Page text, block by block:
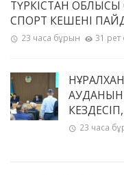
ТҮРКІСТАН
СПОРТ КЕШЕНІ
23 часа бұрын 31 рет
23 часа